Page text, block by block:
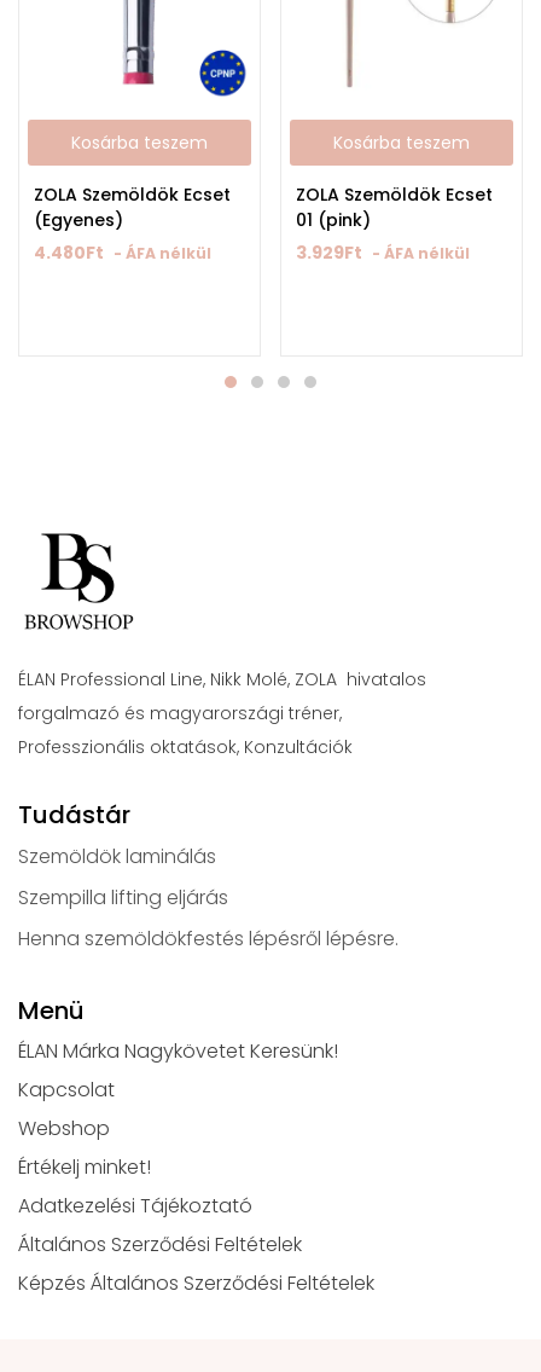
Kosárba teszem
ZOLA Szemöldök Ecset
(Egyenes)
4.480Ft - ÁFA nélkül
Kosárba teszem
ZOLA Szemöldök Ecset
01 (pink)
3.929Ft - ÁFA nélkül
ÉLAN Professional Line, Nikk Molé, ZOLA hivatalos
forgalmazó és magyarországi tréner,
Professzionális oktatások, Konzultációk
Tudástár
Szemöldök laminálás
Szempilla lifting eljárás
Henna szemöldökfestés lépésről lépésre.
Menü
ÉLAN Márka Nagykövetet Keresünk!
Kapcsolat
Webshop
Értékelj minket!
Adatkezelési Tájékoztató
Általános Szerződési Feltételek
Képzés Általános Szerződési Feltételek